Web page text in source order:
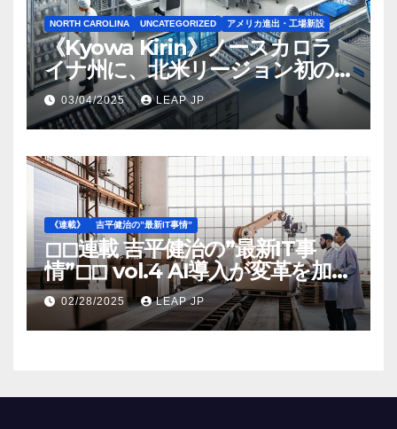
NORTH CAROLINA UNCATEGORIZED アメリカ進出・工場新設
《Kyowa Kirin》ノースカロラ
イナ州に、北米リージョン初の
工場建設を決定
03/04/2025 LEAP JP
《連載》 吉平健治の”最新IT事情”
◻︎◻︎連載 吉平健治の”最新IT事
情”◻︎◻︎ vol.4 AI導入が変革を加速
する米国製造業の最前線
02/28/2025 LEAP JP